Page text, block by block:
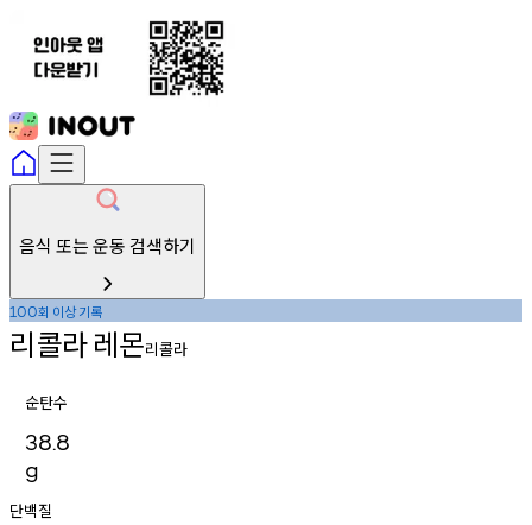
음식 또는 운동 검색하기
100회 이상기록
리콜라레몬리콜라
순탄수
38.8
g
단백질